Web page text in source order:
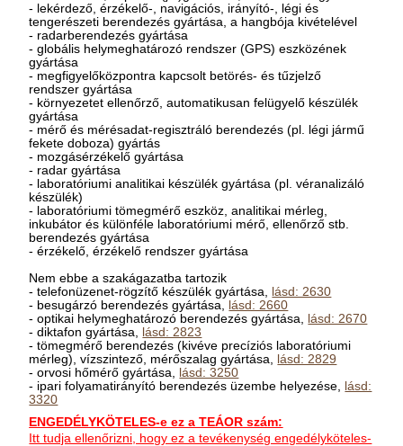
- lekérdező, érzékelő-, navigációs, irányító-, légi és
tengerészeti berendezés gyártása, a hangbója kivételével
- radarberendezés gyártása
- globális helymeghatározó rendszer (GPS) eszközének
gyártása
- megfigyelőközpontra kapcsolt betörés- és tűzjelző
rendszer gyártása
- környezetet ellenőrző, automatikusan felügyelő készülék
gyártása
- mérő és mérésadat-regisztráló berendezés (pl. légi jármű
fekete doboza) gyártás
- mozgásérzékelő gyártása
- radar gyártása
- laboratóriumi analitikai készülék gyártása (pl. véranalizáló
készülék)
- laboratóriumi tömegmérő eszköz, analitikai mérleg,
inkubátor és különféle laboratóriumi mérő, ellenőrző stb.
berendezés gyártása
- érzékelő, érzékelő rendszer gyártása
Nem ebbe a szakágazatba tartozik
- telefonüzenet-rögzítő készülék gyártása, lásd: 2630
- besugárzó berendezés gyártása, lásd: 2660
- optikai helymeghatározó berendezés gyártása, lásd: 2670
- diktafon gyártása, lásd: 2823
- tömegmérő berendezés (kivéve precíziós laboratóriumi
mérleg), vízszintező, mérőszalag gyártása, lásd: 2829
- orvosi hőmérő gyártása, lásd: 3250
- ipari folyamatirányító berendezés üzembe helyezése, lásd:
3320
ENGEDÉLYKÖTELES-e ez a TEÁOR szám:
Itt tudja ellenőrizni, hogy ez a tevékenység engedélyköteles-